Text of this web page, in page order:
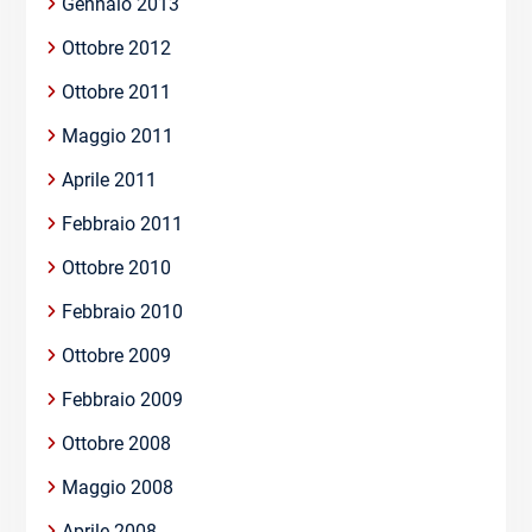
Ottobre 2012
Ottobre 2011
Maggio 2011
Aprile 2011
Febbraio 2011
Ottobre 2010
Febbraio 2010
Ottobre 2009
Febbraio 2009
Ottobre 2008
Maggio 2008